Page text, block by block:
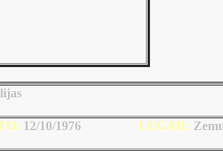
Milijas
12/10/1976 LUGAR: